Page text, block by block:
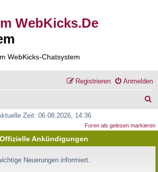
WebKicks.De
WebKicks-Chatsystem
Anmelden
Registrieren
c
Zeit: 06.08.2026, 14:36
Foren als gelesen markieren
Offizielle Ankündigungen
Neuerungen informiert.